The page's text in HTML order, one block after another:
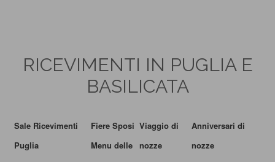
RICEVIMENTI IN PUGLIA E
BASILICATA
Sale Ricevimenti
Puglia
Fiere Sposi
Menu delle
Viaggio di
nozze
Anniversari di
nozze